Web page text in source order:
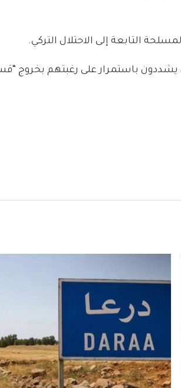
التابعة إلى الاحتلال التركي.
يشددون باستمرار على رغبتهم بخروج